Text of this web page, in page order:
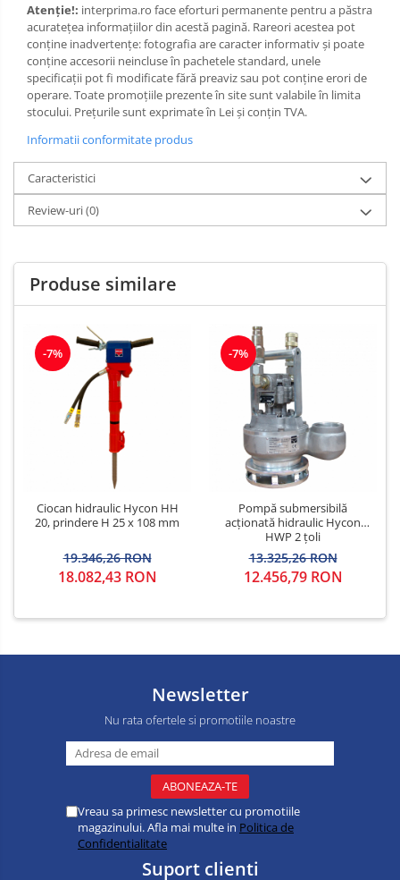
Atenție!: interprima.ro face eforturi permanente pentru a păstra
acurateţea informaţiilor din acestă pagină. Rareori acestea pot
conţine inadvertenţe: fotografia are caracter informativ şi poate
conţine accesorii neincluse în pachetele standard, unele
specificaţii pot fi modificate fără preaviz sau pot conţine erori de
operare. Toate promoţiile prezente în site sunt valabile în limita
stocului. Prețurile sunt exprimate în Lei și conțin TVA.
Informatii conformitate produs
Caracteristici
Review-uri(0)
Produse similare
-7%
Ciocan hidraulic Hycon HH
20, prindere H 25 x 108 mm
19.346,26 RON
18.082,43 RON
-7%
Pompă submersibilă
acționată hidraulic Hycon
HWP 2 țoli
13.325,26 RON
12.456,79 RON
Newsletter
Nu rata ofertele si promotiile noastre
Vreau sa primesc newsletter cu promotiile
magazinului. Afla mai multe in Politica de
Confidentialitate
Suport clienti